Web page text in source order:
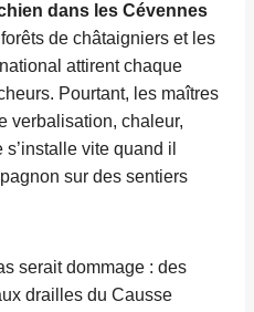
dans les Cévennes
de châtaigniers et les
attirent chaque
Pourtant, les maîtres
verbalisation, chaleur,
vite quand il
sur des sentiers
serait dommage : des
drailles du Causse